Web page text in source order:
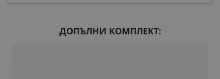
ДОПЪЛНИ КОМПЛЕКТ: